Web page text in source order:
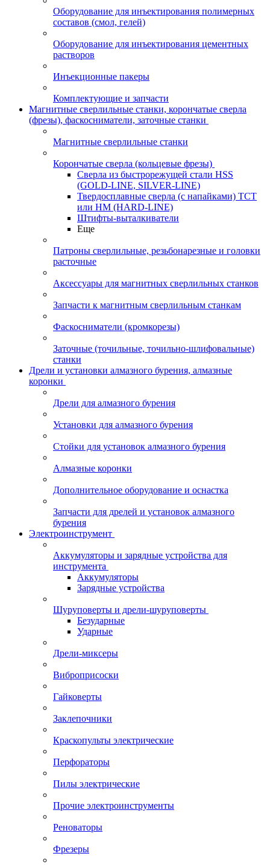
Оборудование для инъектирования полимерных
составов (смол, гелей)
Оборудование для инъектирования цементных
растворов
Инъекционные пакеры
Комплектующие и запчасти
Магнитные сверлильные станки, корончатые сверла
(фрезы), фаскосниматели, заточные станки
Магнитные сверлильные станки
Корончатые сверла (кольцевые фрезы)
Сверла из быстрорежущей стали HSS
(GOLD-LINE, SILVER-LINE)
Твердосплавные сверла (с напайками) ТСТ
или HM (HARD-LINE)
Штифты-выталкиватели
Еще
Патроны сверлильные, резьбонарезные и головки
расточные
Аксессуары для магнитных сверлильных станков
Запчасти к магнитным сверлильным станкам
Фаскосниматели (кромкорезы)
Заточные (точильные, точильно-шлифовальные)
станки
Дрели и установки алмазного бурения, алмазные
коронки
Дрели для алмазного бурения
Установки для алмазного бурения
Стойки для установок алмазного бурения
Алмазные коронки
Дополнительное оборудование и оснастка
Запчасти для дрелей и установок алмазного
бурения
Электроинструмент
Аккумуляторы и зарядные устройства для
инструмента
Аккумуляторы
Зарядные устройства
Шуруповерты и дрели-шуруповерты
Безударные
Ударные
Дрели-миксеры
Виброприсоски
Гайковерты
Заклепочники
Краскопульты электрические
Перфораторы
Пилы электрические
Прочие электроинструменты
Реноваторы
Фрезеры